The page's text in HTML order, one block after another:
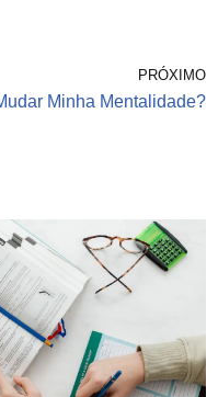
PRÓXIMO
Minha Mentalidade?